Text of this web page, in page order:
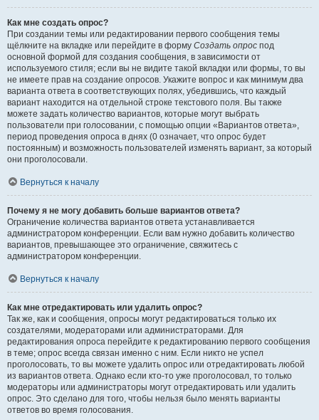
Как мне создать опрос?
При создании темы или редактировании первого сообщения темы
щёлкните на вкладке или перейдите в форму Создать опрос под
основной формой для создания сообщения, в зависимости от
используемого стиля; если вы не видите такой вкладки или формы, то вы
не имеете прав на создание опросов. Укажите вопрос и как минимум два
варианта ответа в соответствующих полях, убедившись, что каждый
вариант находится на отдельной строке текстового поля. Вы также
можете задать количество вариантов, которые могут выбрать
пользователи при голосовании, с помощью опции «Вариантов ответа»,
период проведения опроса в днях (0 означает, что опрос будет
постоянным) и возможность пользователей изменять вариант, за который
они проголосовали.
Вернуться к началу
Почему я не могу добавить больше вариантов ответа?
Ограничение количества вариантов ответа устанавливается
администратором конференции. Если вам нужно добавить количество
вариантов, превышающее это ограничение, свяжитесь с
администратором конференции.
Вернуться к началу
Как мне отредактировать или удалить опрос?
Так же, как и сообщения, опросы могут редактироваться только их
создателями, модераторами или администраторами. Для
редактирования опроса перейдите к редактированию первого сообщения
в теме; опрос всегда связан именно с ним. Если никто не успел
проголосовать, то вы можете удалить опрос или отредактировать любой
из вариантов ответа. Однако если кто-то уже проголосовал, то только
модераторы или администраторы могут отредактировать или удалить
опрос. Это сделано для того, чтобы нельзя было менять варианты
ответов во время голосования.